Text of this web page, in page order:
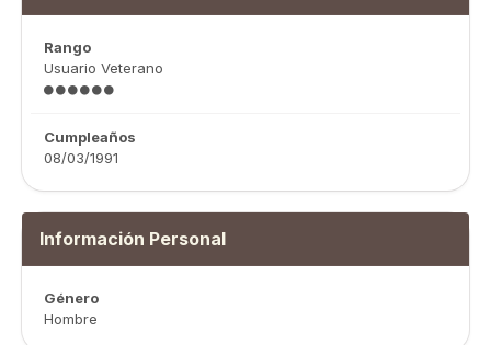
Rango
Usuario Veterano
Cumpleaños
08/03/1991
Información Personal
Género
Hombre